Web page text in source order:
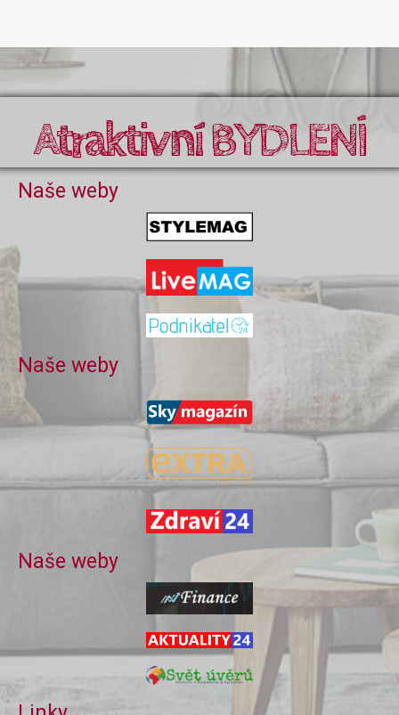
Atraktivní BYDLENÍ
Naše weby
Naše weby
Naše weby